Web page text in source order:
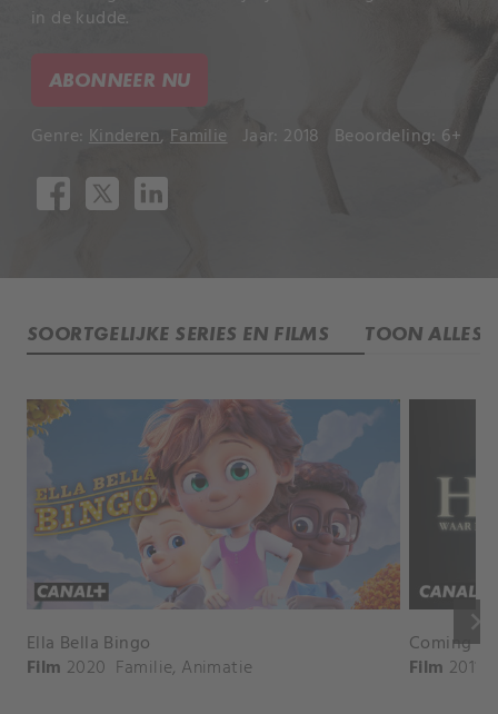
in de kudde.
ABONNEER NU
Genre: Kinderen, Familie Jaar: 2018 Beoordeling: 6+
SOORTGELIJKE SERIES EN FILMS TOON ALLES
keyboard_arrow_right
Ella Bella Bingo
Film 2020 Familie, Animatie
Coming
Film 2011